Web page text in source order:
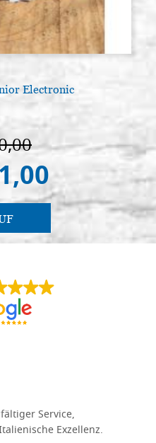
Electronic
Service,
Exzellenz.